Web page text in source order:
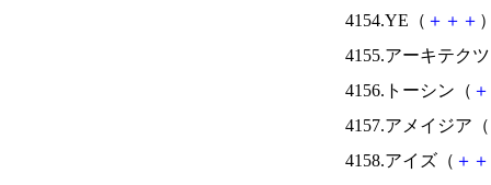
4154.YE（ ＋ ＋ ＋
4155.アーキテク
4156.トーシン（ ＋
4157.アメイジア（
4158.アイズ（ ＋ ＋